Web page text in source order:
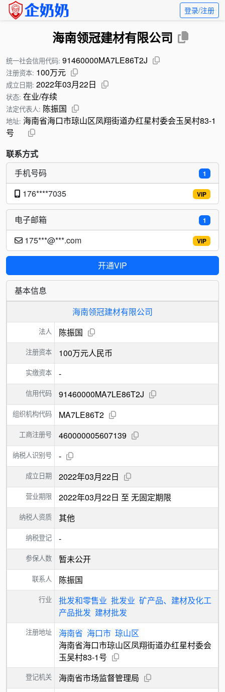
登录/注册
海南领冠建材有限公司
统一社会信用代码: 91460000MA7LE86T2J
注册资本: 100万元
成立日期: 2022年03月22日
状态: 在业/存续
法定代表人: 陈振国
地址: 海南省海口市琼山区凤翔街道办红星村委会玉吴村83-1
号
联系方式
1
手机号码
VIP
176****7035
1
电子邮箱
VIP
175***@***.com
开通VIP
基本信息
海南领冠建材有限公司
法人 陈振国
注册资本 100万元人民币
实缴资本 -
信用代码 91460000MA7LE86T2J
组织机构代码 MA7LE86T2
工商注册号 460000005607139
纳税人识别号 -
成立日期 2022年03月22日
营业期限 2022年03月22日 至 无固定期限
纳税人资质 其他
纳税登记 -
参保人数 暂未公开
联系人 陈振国
行业 批发和零售业 批发业 矿产品、建材及化工
产品批发 建材批发
注册地址 海南省 海口市 琼山区
海南省海口市琼山区凤翔街道办红星村委会
玉吴村83-1号
登记机关 海南省市场监督管理局